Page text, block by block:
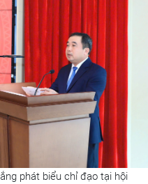
phát biểu chỉ đạo tại hội